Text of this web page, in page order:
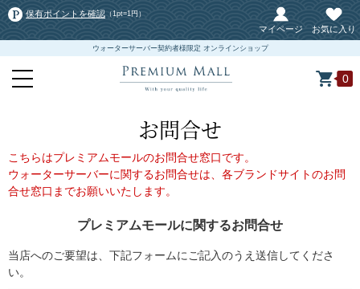
保有ポイントを確認 （1pt=1円）
マイページ お気に入り
ウォーターサーバー契約者様限定 オンラインショップ
0
お問合せ
こちらはプレミアムモールのお問合せ窓口です。
ウォーターサーバーに関するお問合せは、各ブランドサイトのお問
合せ窓口までお願いいたします。
プレミアムモールに関するお問合せ
当店へのご要望は、下記フォームにご記入のうえ送信してくださ
い。